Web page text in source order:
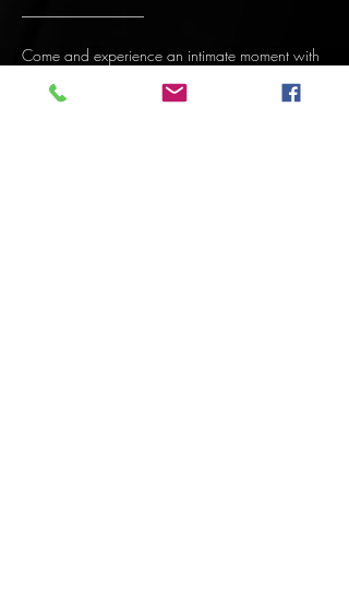
Come and experience an intimate moment with
Alejandra Phelts as she shares the inspiration,
emotions, and cultural roots behind her pieces.